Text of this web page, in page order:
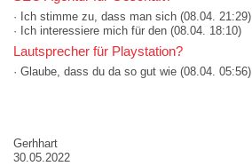
· Ich stimme zu, dass man sich (08.04. 21:29)
· Ich interessiere mich für den (08.04. 18:10)
Lautsprecher für Playstation?
· Glaube, dass du da so gut wie (08.04. 05:56)
Gerhhart
30.05.2022